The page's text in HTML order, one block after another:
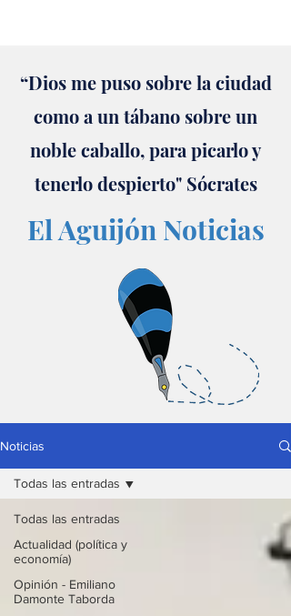
“Dios me puso sobre la ciudad
como a un tábano sobre un
noble caballo, para picarlo y
tenerlo despierto" Sócrates
El Aguijón Noticias
Noticias
Todas las entradas
Actualidad (política y
economía)
Opinión - Emiliano
Damonte Taborda
Todas las entradas